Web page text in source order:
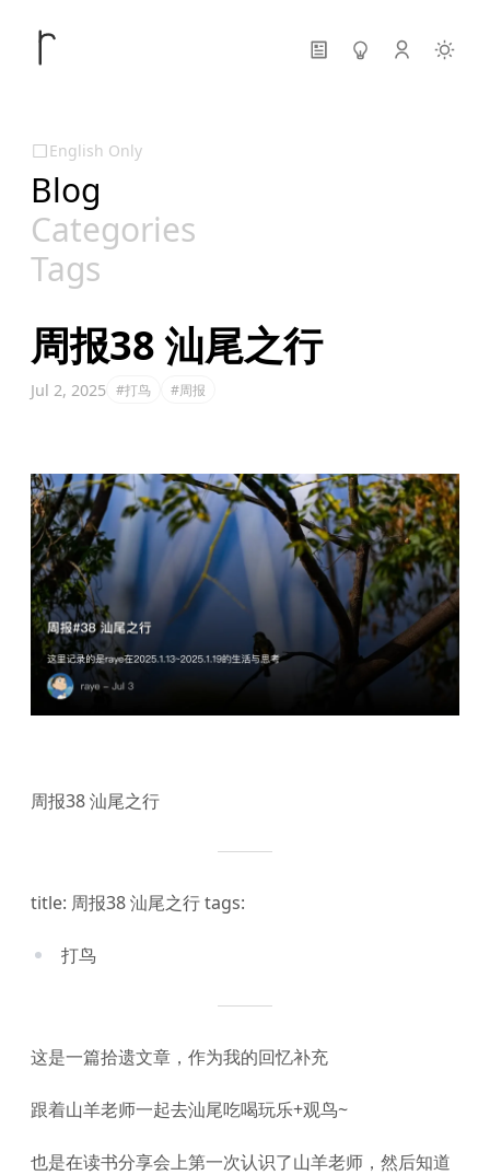
English Only
Blog
Categories
Tags
周报38 汕尾之行
Jul 2, 2025 #打鸟 #周报
周报38 汕尾之行
title: 周报38 汕尾之行 tags:
打鸟
这是一篇拾遗文章，作为我的回忆补充
跟着山羊老师一起去汕尾吃喝玩乐+观鸟~
也是在读书分享会上第一次认识了山羊老师，然后知道